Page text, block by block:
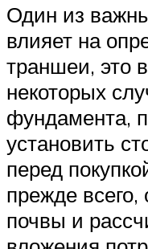
Один из
влияет на
траншеи, это
некоторых
фундамента,
установить
перед
прежде всего,
почвы и